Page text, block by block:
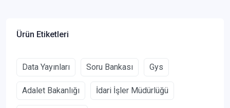
Ürün Etiketleri
Data Yayınları Soru Bankası Gys
Adalet Bakanlığı İdari İşler Müdürlüğü